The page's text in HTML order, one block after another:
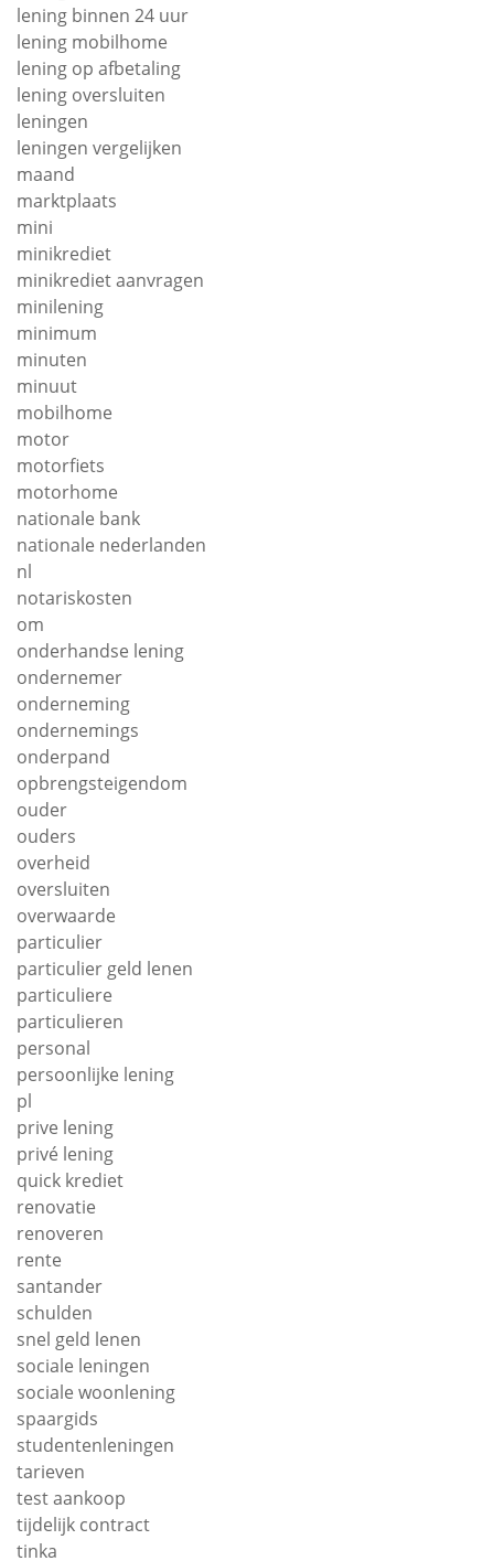
lening binnen 24 uur
lening mobilhome
lening op afbetaling
lening oversluiten
leningen
leningen vergelijken
maand
marktplaats
mini
minikrediet
minikrediet aanvragen
minilening
minimum
minuten
minuut
mobilhome
motor
motorfiets
motorhome
nationale bank
nationale nederlanden
nl
notariskosten
om
onderhandse lening
ondernemer
onderneming
ondernemings
onderpand
opbrengsteigendom
ouder
ouders
overheid
oversluiten
overwaarde
particulier
particulier geld lenen
particuliere
particulieren
personal
persoonlijke lening
pl
prive lening
privé lening
quick krediet
renovatie
renoveren
rente
santander
schulden
snel geld lenen
sociale leningen
sociale woonlening
spaargids
studentenleningen
tarieven
test aankoop
tijdelijk contract
tinka